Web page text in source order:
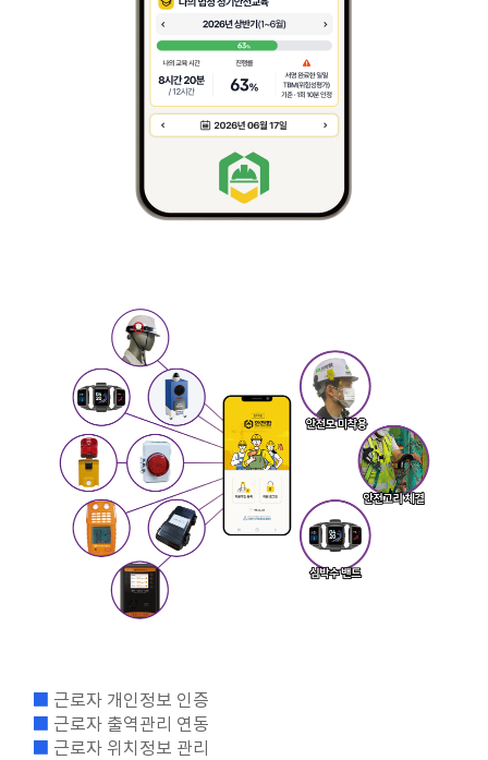
■ 근로자 개인정보 인증
■ 근로자 출역관리 연동
■ 근로자 위치정보 관리